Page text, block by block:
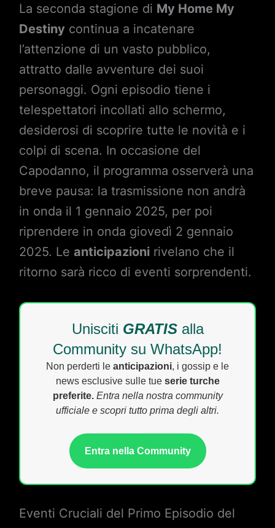
La seconda stagione di My Home My
Destinycontinua a incatenare
l’attenzione di un vasto pubblico,
attratto dalle avventure dei suoi
personaggi. Ogni episodio tiene i
telespettatori incollati allo schermo,
desiderosi di scoprire tutte le novità e i
colpi di scena. In occasione del
Capodanno, il programma osserverà una
breve pausa: la trasmissione non andrà
in onda il 1 gennaio 2025, per poi
riprendere in onda giovedì 2 gennaio
2025. Le anticipazionirivelano che il
ritorno sarà ricco di eventi sorprendenti.
Unisciti GRATISalla
Community su WhatsApp!
Non perderti le anticipazioni, i gossip e le
news esclusive sulle tue serie turche
preferite. Entra nella nostra community
ufficiale e scopri tutto prima degli altri.
Entra nella Community
Eventi Cruciali del Primo Episodio del